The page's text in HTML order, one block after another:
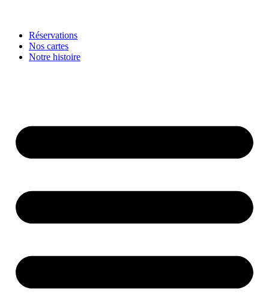
Réservations
Nos cartes
Notre histoire